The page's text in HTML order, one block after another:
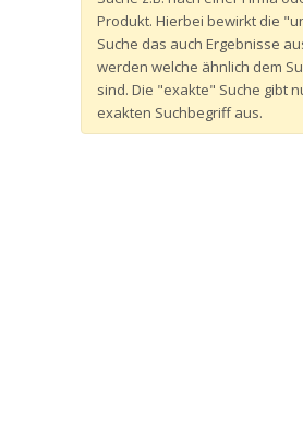
Produkt. Hierbei bewirkt die
Suche das auch Ergebnisse
werden welche ähnlich dem
sind. Die "exakte" Suche gibt
exakten Suchbegriff aus.